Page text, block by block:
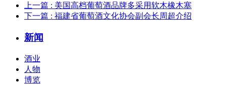
上一篇 : 美国高档葡萄酒品牌多采用软木橡木塞
下一篇 : 福建省葡萄酒文化协会副会长周超介绍
新闻
酒业
人物
博览